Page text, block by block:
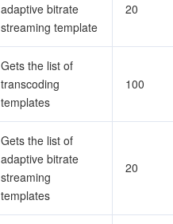
adaptive bitrate
streaming template
20
Gets the list of
transcoding
templates
100
Gets the list of
adaptive bitrate
streaming
templates
20